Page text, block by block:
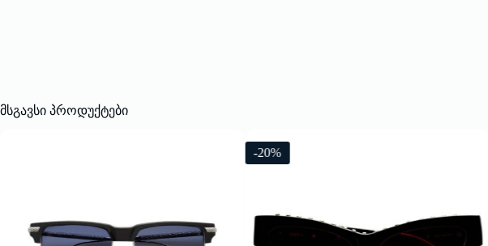
მსგავსი პროდუქტები
-20%